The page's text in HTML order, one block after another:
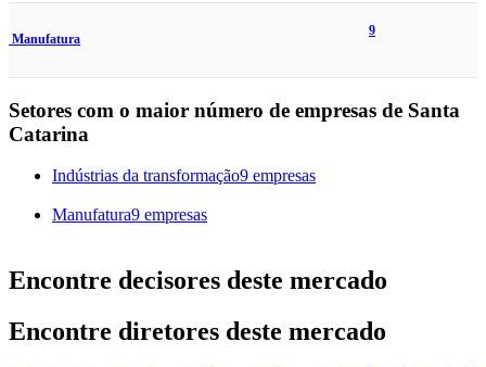
Manufatura
9
Setores com o maior número de empresas de Santa
Catarina
Indústrias da transformação9 empresas
Manufatura9 empresas
Encontre decisores deste mercado
Encontre diretores deste mercado